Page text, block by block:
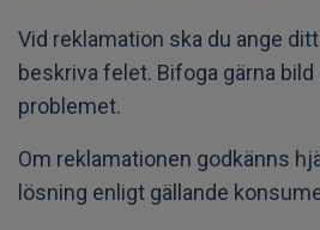
Vid reklamation ska du ange
beskriva felet. Bifoga gärna
problemet.
Om reklamationen godkänns
lösning enligt gällande